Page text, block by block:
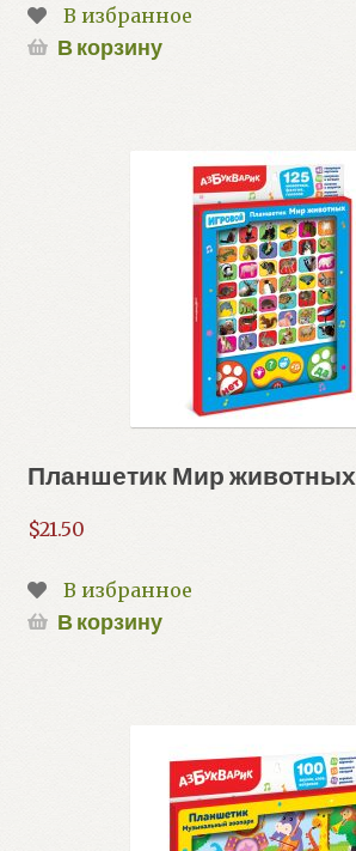
В избранное
В корзину
Планшетик Мир животных
$21.50
В избранное
В корзину